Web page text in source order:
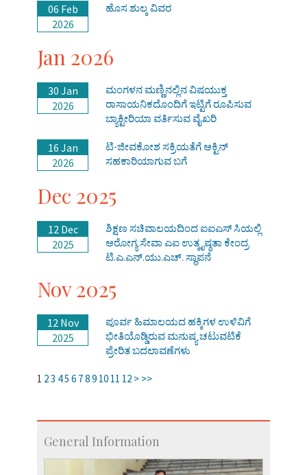
06 Feb
2026
ಹೊಸ ಶುಲ್ಕ ವಿವರ
Jan 2026
30 Jan
2026
ಮಂಗಳನ ಮಣ್ಣಿನಲ್ಲಿನ ವಿಷಯುಕ್ತ
ರಾಸಾಯನಿಕದೊಂದಿಗೆ ಇಟ್ಟಿಗೆ ರೂಪಿಸುವ
ಬ್ಯಾಕ್ಟೀರಿಯಾ ವರ್ತಿಸುವ ವೈಖರಿ
16 Jan
2026
ಟಿ-ಜೀವಕೋಶ ಸಕ್ರಿಯತೆಗೆ ಆಕ್ಟಿನ್
ಸಹಕಾರಿಯಾಗುವ ಬಗೆ
Dec 2025
12 Dec
2025
ಶಿಕ್ಷಣ ಸಚಿವಾಲಯದಿಂದ ಐಐಎಸ್ ಸಿಯಲ್ಲಿ
ಆರೋಗ್ಯ ಸೇವಾ ಎಐ ಉತ್ಕೃಷ್ಠತಾ ಕೇಂದ್ರ
ಟಿ.ಎ.ಎನ್.ಯು.ಎಚ್. ಸ್ಥಾಪನೆ
Nov 2025
12 Nov
2025
ಪೂರ್ವ ಹಿಮಾಲಯದ ಹಕ್ಕಿಗಳ ಉಳಿವಿಗೆ
ಭೀತಿಯೊಡ್ಡಿರುವ ಮನುಷ್ಯ ಚಟುವಟಿಕೆ
ಪ್ರೇರಿತ ಬದಲಾವಣೆಗಳು
1 23 45 6 789 10 11 12 > >>
General Information